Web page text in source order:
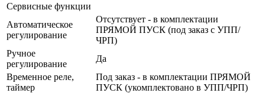
Сервисные функции
Автоматическое
регулирование
Отсутствует - в комплектации
ПРЯМОЙ ПУСК (под заказ с УПП/
ЧРП)
Ручное
регулирование
Да
Временное реле,
таймер
Под заказ - в комплектации ПРЯМОЙ
ПУСК (укомплектовано в УПП/ЧРП)